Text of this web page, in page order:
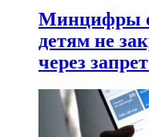
Минцифры
детям не
через